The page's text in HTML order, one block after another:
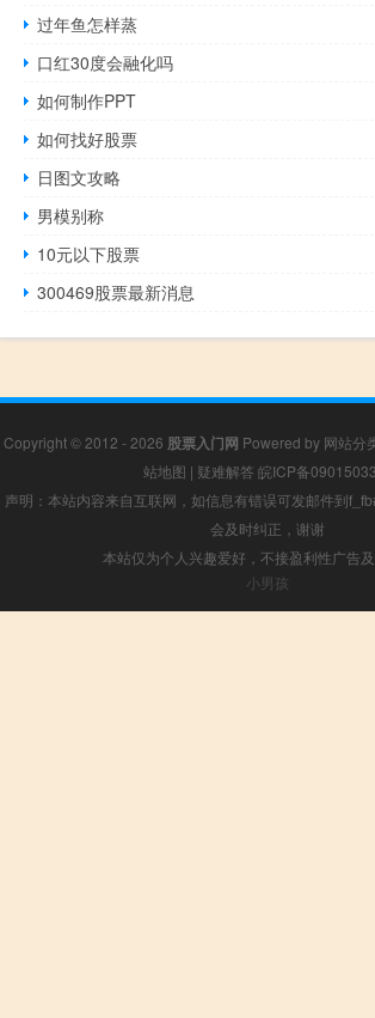
过年鱼怎样蒸
口红30度会融化吗
如何制作PPT
如何找好股票
日图文攻略
男模别称
10元以下股票
300469股票最新消息
Copyright © 2012 - 2026 股票入门网 Powered by 网站分
站地图 | 疑难解答 皖ICP备
声明：本站内容来自互联网，如信息有错误可发邮件到
会及时纠正，谢谢
本站仅为个人兴趣爱好，不接盈利性广告
小男孩